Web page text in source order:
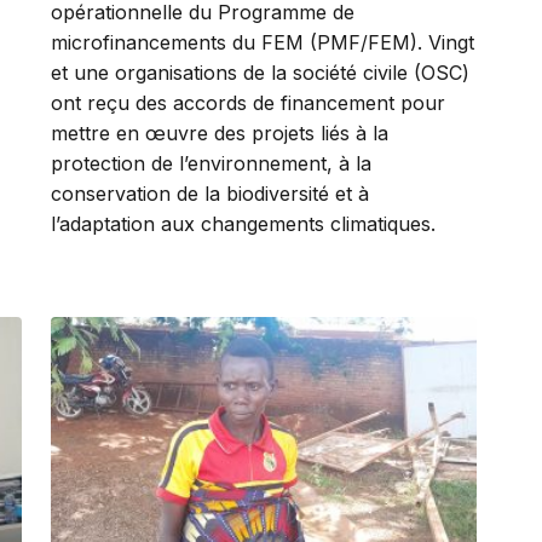
opérationnelle du Programme de
microfinancements du FEM (PMF/FEM). Vingt
et une organisations de la société civile (OSC)
ont reçu des accords de financement pour
mettre en œuvre des projets liés à la
protection de l’environnement, à la
conservation de la biodiversité et à
l’adaptation aux changements climatiques.